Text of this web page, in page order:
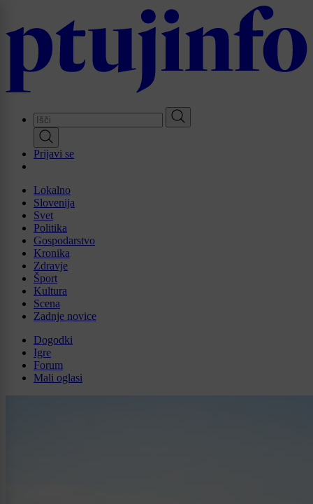
main
Prijavi se
Lokalno
Slovenija
Svet
Politika
Gospodarstvo
Kronika
Zdravje
Šport
Kultura
Scena
Zadnje novice
Dogodki
Igre
Forum
Mali oglasi